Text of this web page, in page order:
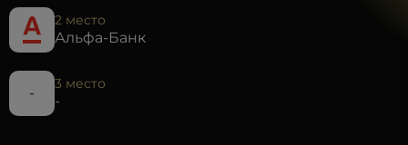
2 место
Альфа-Банк
-
3 место
-